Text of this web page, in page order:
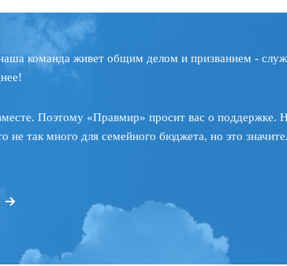
команда живет общим делом и призванием -
Поэтому «Правмир» просит вас о поддержке.
так много для семейного бюджета, но это